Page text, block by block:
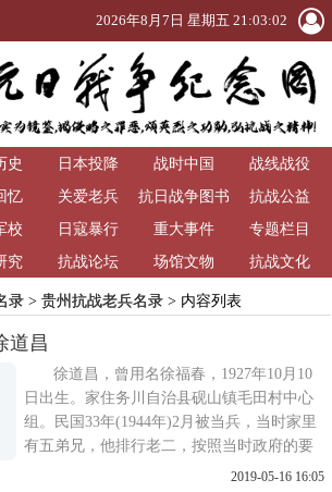
2026年8月7日 星期五 21:03:03
史 日本投降 战时中国
战线战役
忆 关爱老兵
抗日战争图书
馆
抗战公益
校 日寇暴行 重大事件
专题栏目
究 抗战论坛 场馆文物 抗战文化
录> 贵州抗战老兵名录> 内容列表
道昌
徐道昌，曾用名徐福春，1927年10月10
日出生。家住务川自治县砚山镇毛田村中心
组。民国33年(1944年)2月被当兵，当时家里
有五弟兄，他排行老二，按照当时政府的要
求，他本人自愿当兵去打日本人。第一年在
2019-05-16 16:05